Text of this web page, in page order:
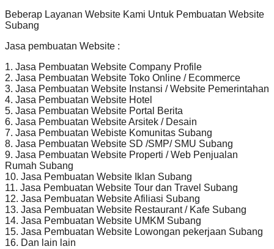
Beberap Layanan Website Kami Untuk Pembuatan Website
Subang
Jasa pembuatan Website :
1. Jasa Pembuatan Website Company Profile
2. Jasa Pembuatan Website Toko Online / Ecommerce
3. Jasa Pembuatan Website Instansi / Website Pemerintahan
4. Jasa Pembuatan Website Hotel
5. Jasa Pembuatan Website Portal Berita
6. Jasa Pembuatan Website Arsitek / Desain
7. Jasa Pembuatan Webiste Komunitas Subang
8. Jasa Pembuatan Website SD /SMP/ SMU Subang
9. Jasa Pembuatan Website Properti / Web Penjualan
Rumah Subang
10. Jasa Pembuatan Website Iklan Subang
11. Jasa Pembuatan Website Tour dan Travel Subang
12. Jasa Pembuatan Website Afiliasi Subang
13. Jasa Pembuatan Website Restaurant / Kafe Subang
14. Jasa Pembuatan Website UMKM Subang
15. Jasa Pembuatan Website Lowongan pekerjaan Subang
16. Dan lain lain